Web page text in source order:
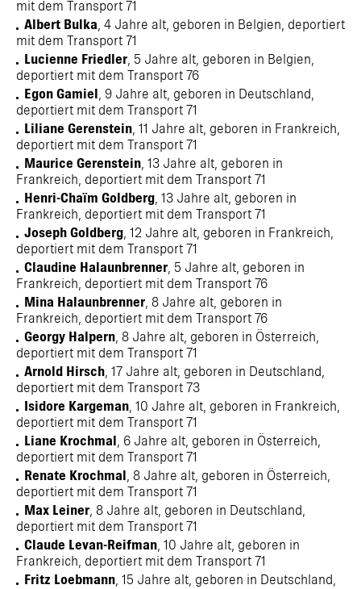
mit dem Transport 71
Albert Bulka, 4 Jahre alt, geboren in Belgien, deportiert
mit dem Transport 71
Lucienne Friedler, 5 Jahre alt, geboren in Belgien,
deportiert mit dem Transport 76
Egon Gamiel , 9 Jahre alt, geboren in Deutschland,
deportiert mit dem Transport 71
Liliane Gerenstein, 11 Jahre alt, geboren in Frankreich,
deportiert mit dem Transport 71
Maurice Gerenstein, 13 Jahre alt, geboren in
Frankreich, deportiert mit dem Transport 71
Henri-Chaïm Goldberg, 13 Jahre alt, geboren in
Frankreich, deportiert mit dem Transport 71
Joseph Goldberg, 12 Jahre alt, geboren in Frankreich,
deportiert mit dem Transport 71
Claudine Halaunbrenner, 5 Jahre alt, geboren in
Frankreich, deportiert mit dem Transport 76
Mina Halaunbrenner, 8 Jahre alt, geboren in
Frankreich, deportiert mit dem Transport 76
Georgy Halpern, 8 Jahre alt, geboren in Österreich,
deportiert mit dem Transport 71
Arnold Hirsch, 17 Jahre alt, geboren in Deutschland,
deportiert mit dem Transport 73
Isidore Kargeman, 10 Jahre alt, geboren in Frankreich,
deportiert mit dem Transport 71
Liane Krochmal , 6 Jahre alt, geboren in Österreich,
deportiert mit dem Transport 71
Renate Krochmal , 8 Jahre alt, geboren in Österreich,
deportiert mit dem Transport 71
Max Leiner, 8 Jahre alt, geboren in Deutschland,
deportiert mit dem Transport 71
Claude Levan-Reifman, 10 Jahre alt, geboren in
Frankreich, deportiert mit dem Transport 71
Fritz Loebmann, 15 Jahre alt, geboren in Deutschland,